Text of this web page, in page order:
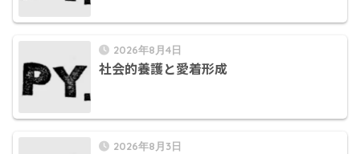
2026年8月4日
社会的養護と愛着形成
2026年8月3日